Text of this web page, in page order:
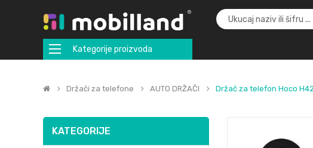
Kategorije proizvoda
Držači za telefone AUTO DRŽAČI Držač za telefon Hoco
KATEGORIJE